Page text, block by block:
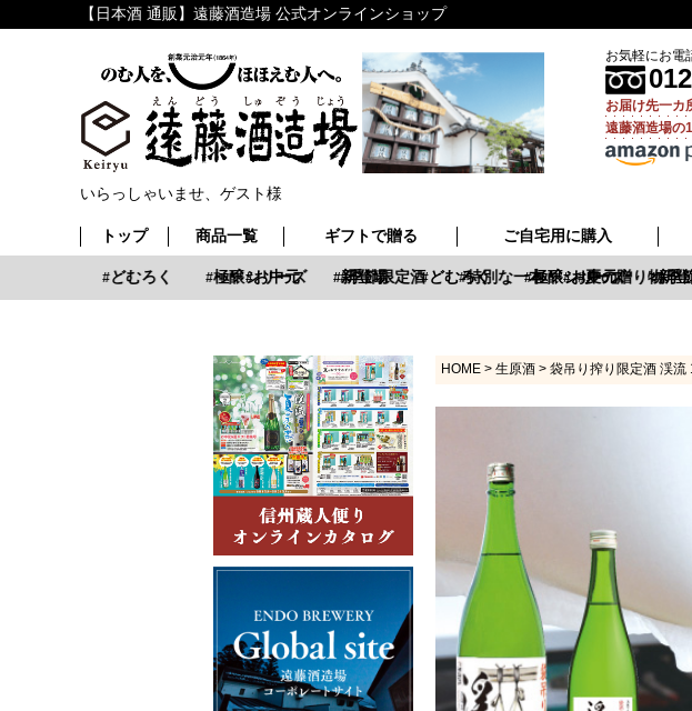
【日本酒 通販】遠藤酒造場 公式オンラインショップ
お気軽にお電
お届け先一カ
遠藤酒造場の
いらっしゃいませ、ゲスト様
トップ 商品一覧 ギフトで贈る ご自宅用に購入
どむろく 極醸シリーズ 季節限定酒 特別な一本 夏の贈り物
お中元 新登場 どむろく 極醸シリーズ 季節
お中元 新登
HOME 生原酒 袋吊り搾り限定酒 渓流